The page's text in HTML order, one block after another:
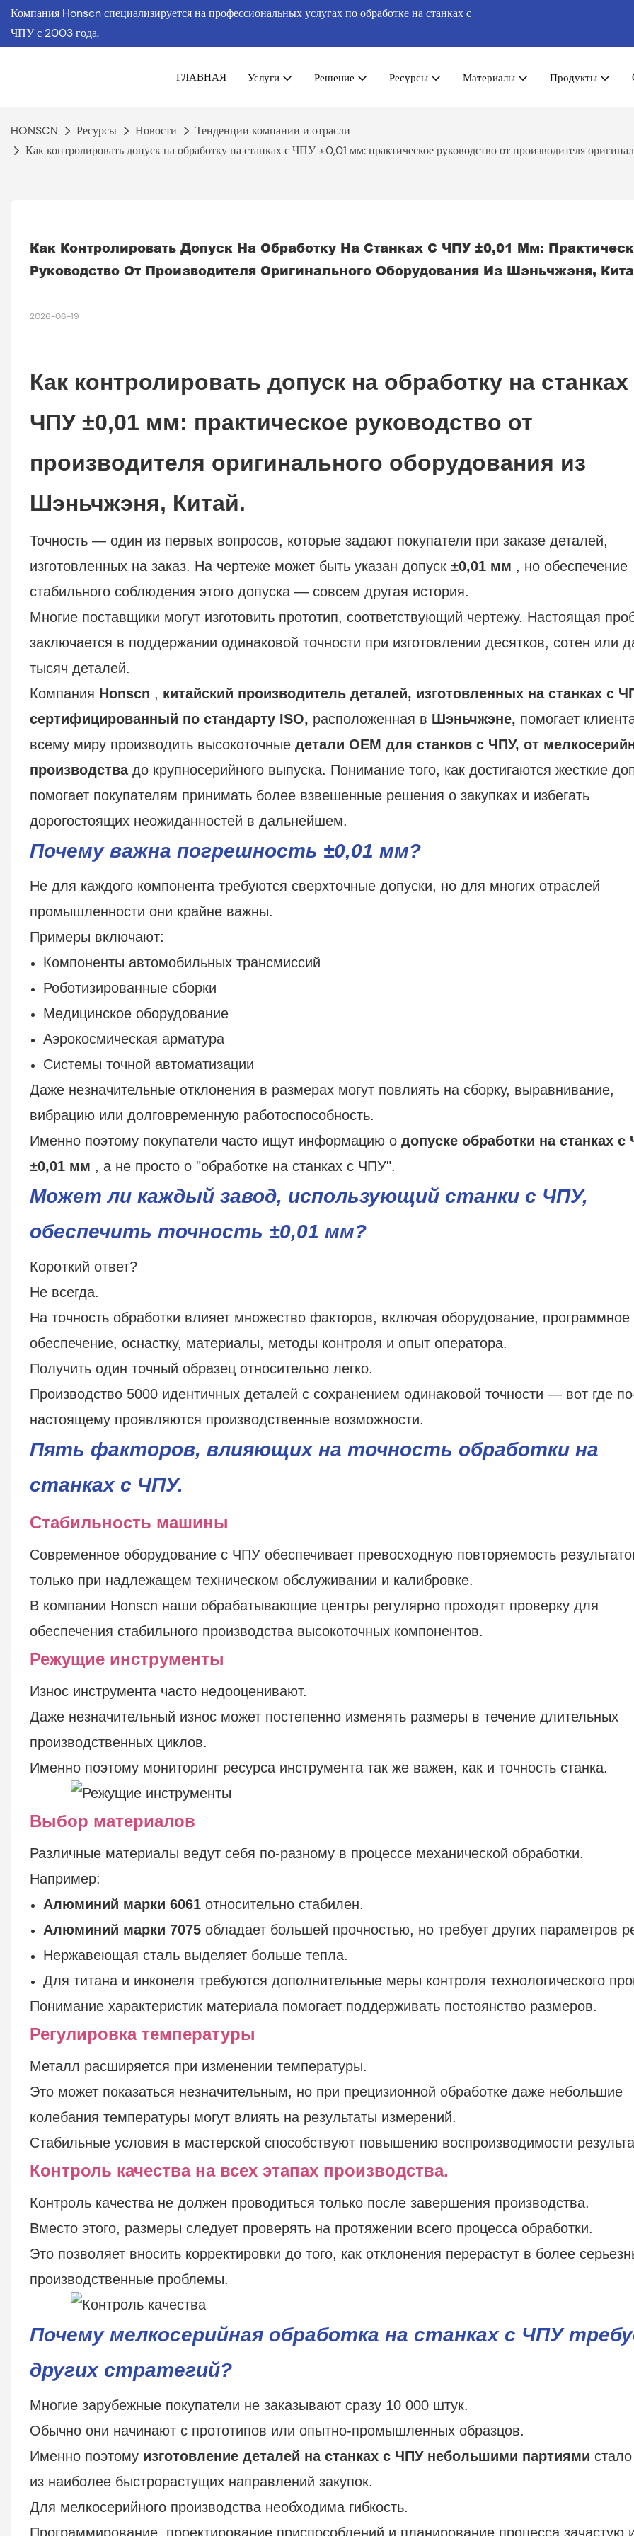
Компания Honscn специализируется на профессиональных услугах по обработке на станках с
ЧПУс 2003 года.
ГЛАВНАЯ Услуги Решение Ресурсы Материалы Продукты
HONSCN Ресурсы Новости
Тенденции компании и отрасли
Как контролировать допуск на обработку на станках с ЧПУ ±0,01 мм: практическое руководство от производителя
Как Контролировать Допуск На Обработку На Станках С ЧПУ ±0,01 Мм:
Руководство От Производителя Оригинального Оборудования Из Шэньчжэня,
2026-06-19
Как контролировать допуск на обработку на станках
ЧПУ ±0,01 мм: практическое руководство от
производителя оригинального оборудования из
Шэньчжэня, Китай.
Точность — один из первых вопросов, которые задают покупатели при заказе деталей,
изготовленных на заказ. На чертеже может быть указан допуск ±0,01 мм , но обеспечение
стабильного соблюдения этого допуска — совсем другая история.
Многие поставщики могут изготовить прототип, соответствующий чертежу. Настоящая
заключается в поддержании одинаковой точности при изготовлении десятков, сотен или
тысяч деталей.
Компания Honscn , китайский производитель деталей, изготовленных на станках с
сертифицированный по стандарту ISO, расположенная в Шэньчжэне, помогает
всему миру производить высокоточные детали OEM для станков с ЧПУ, от
производствадо крупносерийного выпуска. Понимание того, как достигаются жесткие
помогает покупателям принимать более взвешенные решения о закупках и избегать
дорогостоящих неожиданностей в дальнейшем.
Почему важна погрешность ±0,01 мм?
Не для каждого компонента требуются сверхточные допуски, но для многих отраслей
промышленности они крайне важны.
Примеры включают:
Компоненты автомобильных трансмиссий
Роботизированные сборки
Медицинское оборудование
Аэрокосмическая арматура
Системы точной автоматизации
Даже незначительные отклонения в размерах могут повлиять на сборку, выравнивание,
вибрацию или долговременную работоспособность.
Именно поэтому покупатели часто ищут информацию о допуске обработки на станках с
±0,01 мм , а не просто о "обработке на станках с ЧПУ".
Может ли каждый завод, использующий станки с ЧПУ,
обеспечить точность ±0,01 мм?
Короткий ответ?
Не всегда.
На точность обработки влияет множество факторов, включая оборудование, программное
обеспечение, оснастку, материалы, методы контроля и опыт оператора.
Получить один точный образец относительно легко.
Производство 5000 идентичных деталей с сохранением одинаковой точности — вот где
настоящему проявляются производственные возможности.
Пять факторов, влияющих на точность обработки на
станках с ЧПУ.
Стабильность машины
Современное оборудование с ЧПУ обеспечивает превосходную повторяемость
только при надлежащем техническом обслуживании и калибровке.
В компании Honscn наши обрабатывающие центры регулярно проходят проверку для
обеспечения стабильного производства высокоточных компонентов.
Режущие инструменты
Износ инструмента часто недооценивают.
Даже незначительный износ может постепенно изменять размеры в течение длительных
производственных циклов.
Именно поэтому мониторинг ресурса инструмента так же важен, как и точность станка.
Выбор материалов
Различные материалы ведут себя по-разному в процессе механической обработки.
Например:
Алюминий марки 6061 относительно стабилен.
Алюминий марки 7075 обладает большей прочностью, но требует других параметров
Нержавеющая сталь выделяет больше тепла.
Для титана и инконеля требуются дополнительные меры контроля технологического
Понимание характеристик материала помогает поддерживать постоянство размеров.
Регулировка температуры
Металл расширяется при изменении температуры.
Это может показаться незначительным, но при прецизионной обработке даже небольшие
колебания температуры могут влиять на результаты измерений.
Стабильные условия в мастерской способствуют повышению воспроизводимости
Контроль качества на всех этапах производства.
Контроль качества не должен проводиться только после завершения производства.
Вместо этого, размеры следует проверять на протяжении всего процесса обработки.
Это позволяет вносить корректировки до того, как отклонения перерастут в более
производственные проблемы.
Почему мелкосерийная обработка на станках с ЧПУ
других стратегий?
Многие зарубежные покупатели не заказывают сразу 10 000 штук.
Обычно они начинают с прототипов или опытно-промышленных образцов.
Именно поэтому изготовление деталей на станках с ЧПУ небольшими партиями
из наиболее быстрорастущих направлений закупок.
Для мелкосерийного производства необходима гибкость.
Программирование, проектирование приспособлений и планирование процесса зачастую